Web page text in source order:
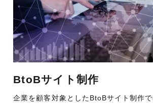
BtoBサイト制作
企業を顧客対象としたBtoBサイト制作